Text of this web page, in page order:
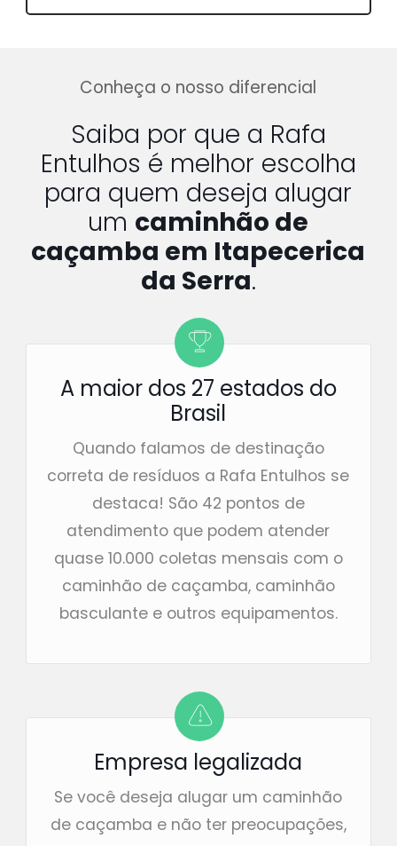
Conheça o nosso diferencial
Saiba por que a Rafa
Entulhos é melhor escolha
para quem deseja alugar
um caminhão de
caçamba em Itapecerica
da Serra.
A maior dos 27 estados do
Brasil
Quando falamos de destinação
correta de resíduos a Rafa Entulhos se
destaca! São 42 pontos de
atendimento que podem atender
quase 10.000 coletas mensais com o
caminhão de caçamba, caminhão
basculante e outros equipamentos.
Empresa legalizada
Se você deseja alugar um caminhão
de caçamba e não ter preocupações,